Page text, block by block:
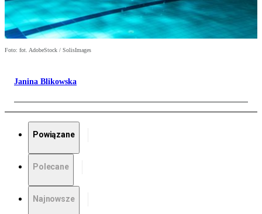
Foto: fot. AdobeStock / SolisImages
Janina Blikowska
Powiązane
Polecane
Najnowsze